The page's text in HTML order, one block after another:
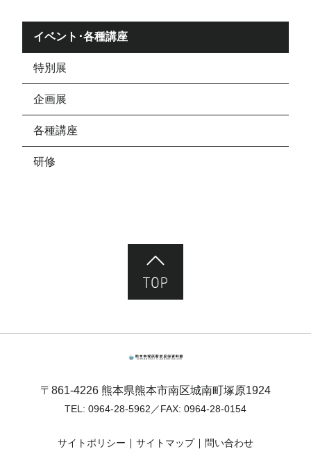
イベント･各種講座
特別展
企画展
各種講座
研修
〒861-4226 熊本県熊本市南区城南町塚原1924
TEL: 0964-28-5962 ／FAX: 0964-28-0154
サイトポリシー サイトマップ 問い合わせ